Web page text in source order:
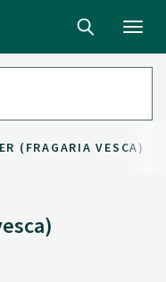
(FRAGARIA VESCA)